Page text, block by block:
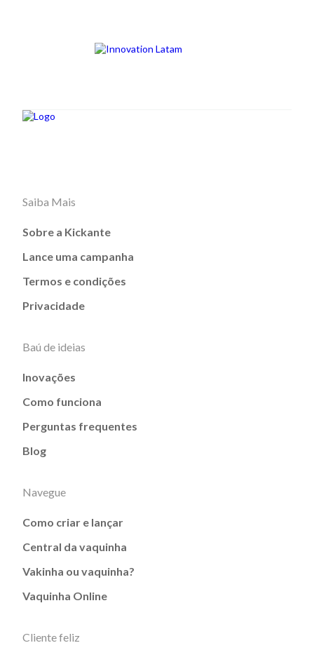
Saiba Mais
Sobre a Kickante
Lance uma campanha
Termos e condições
Privacidade
Baú de ideias
Inovações
Como funciona
Perguntas frequentes
Blog
Navegue
Como criar e lançar
Central da vaquinha
Vakinha ou vaquinha?
Vaquinha Online
Cliente feliz